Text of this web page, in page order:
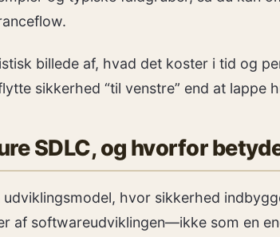
billede af, hvad det koster i tid og
sikkerhed “til venstre” end at lappe
SDLC, og hvorfor
udviklingsmodel, hvor sikkerhed
af softwareudviklingen—ikke som en